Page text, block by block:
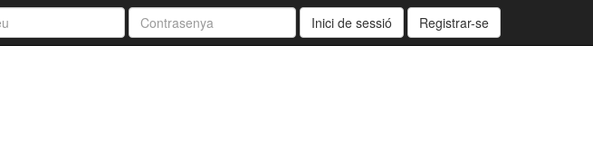
Inici de sessió Registrar-se